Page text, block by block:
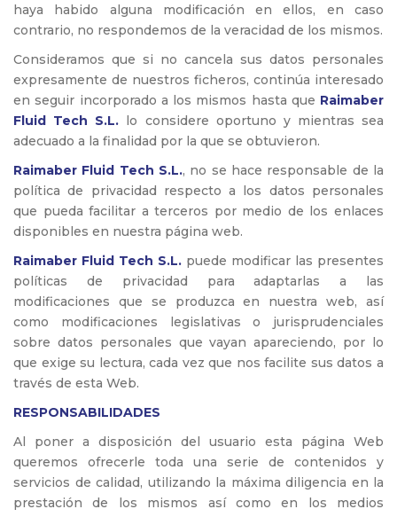
haya habido alguna modificación en ellos, en caso
contrario, no respondemos de la veracidad de los mismos.
Consideramos que si no cancela sus datos personales
expresamente de nuestros ficheros, continúa interesado
en seguir incorporado a los mismos hasta que Raimaber
Fluid Tech S.L. lo considere oportuno y mientras sea
adecuado a la finalidad por la que se obtuvieron.
Raimaber Fluid Tech S.L., no se hace responsable de la
política de privacidad respecto a los datos personales
que pueda facilitar a terceros por medio de los enlaces
disponibles en nuestra página web.
Raimaber Fluid Tech S.L. puede modificar las presentes
políticas de privacidad para adaptarlas a las
modificaciones que se produzca en nuestra web, así
como modificaciones legislativas o jurisprudenciales
sobre datos personales que vayan apareciendo, por lo
que exige su lectura, cada vez que nos facilite sus datos a
través de esta Web.
RESPONSABILIDADES
Al poner a disposición del usuario esta página Web
queremos ofrecerle toda una serie de contenidos y
servicios de calidad, utilizando la máxima diligencia en la
prestación de los mismos así como en los medios